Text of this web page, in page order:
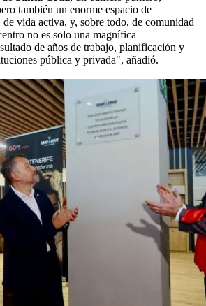
también un enorme espacio de
vida activa, y, sobre todo, de comunidad
no es solo una magnífica
de años de trabajo, planificación y
pública y privada", añadió.